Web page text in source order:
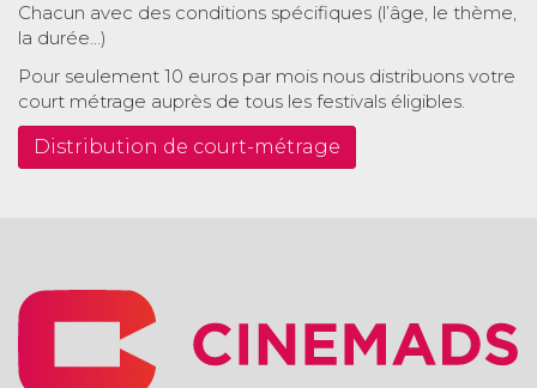
Chacun avec des conditions spécifiques (l’âge, le thème,
la durée…)
Pour seulement 10 euros par mois nous distribuons votre
court métrage auprès de tous les festivals éligibles.
Distribution de court-métrage